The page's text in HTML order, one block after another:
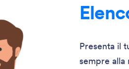
Presenta il
sempre